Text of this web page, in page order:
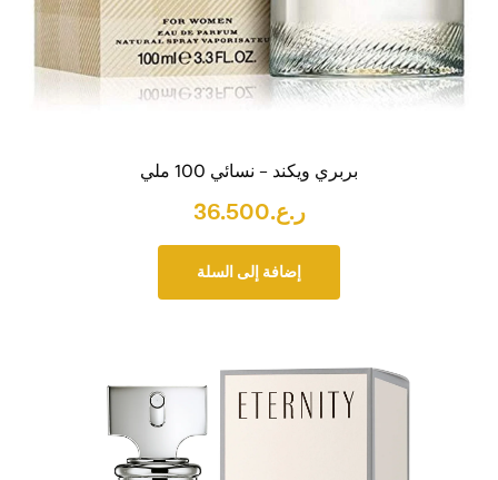
بربري ويكند – نسائي 100 ملي
ر.ع.36.500
إضافة إلى السلة